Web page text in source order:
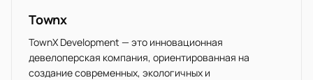
Townx
TownX Development — это инновационная
девелоперская компания, ориентированная на
создание современных, экологичных и